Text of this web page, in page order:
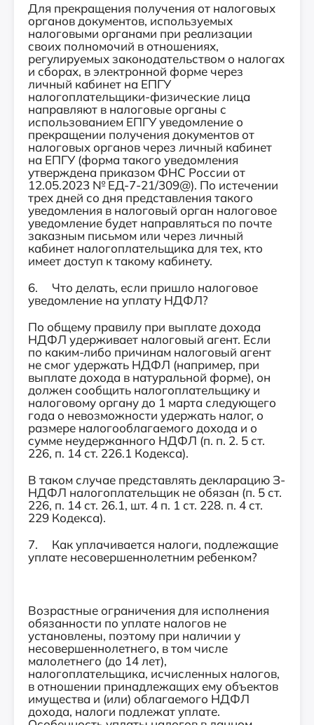
Для прекращения получения от налоговых
органов документов, используемых
налоговыми органами при реализации
своих полномочий в отношениях,
регулируемых законодательством о налогах
и сборах, в электронной форме через
личный кабинет на ЕПГУ
налогоплательщики-физические лица
направляют в налоговые органы с
использованием ЕПГУ уведомление о
прекращении получения документов от
налоговых органов через личный кабинет
на ЕПГУ (форма такого уведомления
утверждена приказом ФНС России от
12.05.2023 № ЕД-7-21/309@). По истечении
трех дней со дня представления такого
уведомления в налоговый орган налоговое
уведомление будет направляться по почте
заказным письмом или через личный
кабинет налогоплательщика для тех, кто
имеет доступ к такому кабинету.
6. Что делать, если пришло налоговое
уведомление на уплату НДФЛ?
По общему правилу при выплате дохода
НДФЛ удерживает налоговый агент. Если
по каким-либо причинам налоговый агент
не смог удержать НДФЛ (например, при
выплате дохода в натуральной форме), он
должен сообщить налогоплательщику и
налоговому органу до 1 марта следующего
года о невозможности удержать налог, о
размере налогооблагаемого дохода и о
сумме неудержанного НДФЛ (п. п. 2. 5 ст.
226, п. 14 ст. 226.1 Кодекса).
В таком случае представлять декларацию З-
НДФЛ налогоплательщик не обязан (п. 5 ст.
226, п. 14 ст. 26.1, шт. 4 п. 1 ст. 228. п. 4 ст.
229 Кодекса).
7. Как уплачивается налоги, подлежащие
уплате несовершеннолетним ребенком?
Возрастные ограничения для исполнения
обязанности по уплате налогов не
установлены, поэтому при наличии у
несовершеннолетнего, в том числе
малолетнего (до 14 лет),
налогоплательщика, исчисленных налогов,
в отношении принадлежащих ему объектов
имущества и (или) облагаемого НДФЛ
дохода, налоги подлежат уплате.